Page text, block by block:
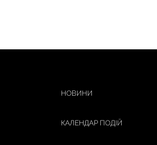
НОВИНИ
КАЛЕНДАР ПОДІЙ